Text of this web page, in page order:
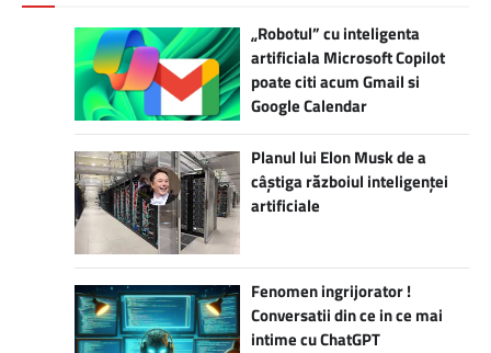
„Robotul” cu inteligenta
artificiala Microsoft Copilot
poate citi acum Gmail si
Google Calendar
Planul lui Elon Musk de a
câștiga războiul inteligenței
artificiale
Fenomen ingrijorator !
Conversatii din ce in ce mai
intime cu ChatGPT